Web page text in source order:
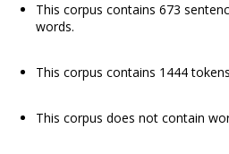
This corpus contains 673
words.
This corpus contains 1444
This corpus does not contain